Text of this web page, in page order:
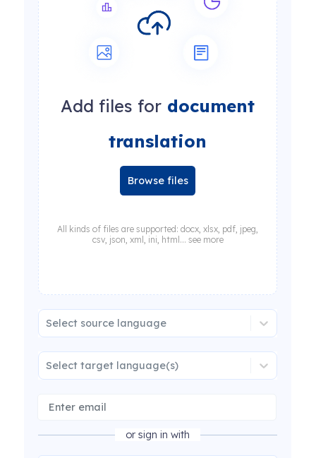
Add files for document
translation
Browse files
All kinds of files are supported: docx, xlsx, pdf, jpeg,
csv, json, xml, ini, html... see more
Select source language
Select target language(s)
or sign in with